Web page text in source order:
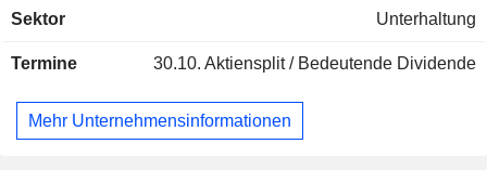
sowie dem Verkauf von Eintrittskarten und Merchandising-
Sektor Unterhaltung
Termine 30.10. Aktiensplit / Bedeutende Dividende
Mehr Unternehmensinformationen